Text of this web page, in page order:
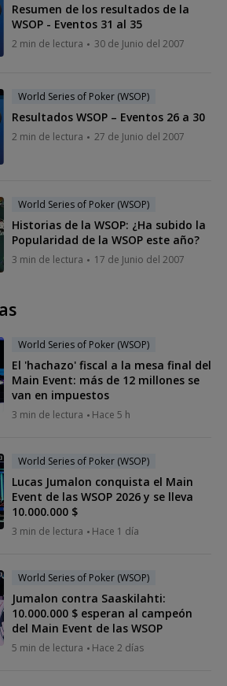
Resumen de los resultados de la
WSOP - Eventos 31 al 35
2 min de lectura 30 de Junio del 2007
World Series of Poker (WSOP)
Resultados WSOP – Eventos 26 a 30
2 min de lectura 27 de Junio del 2007
World Series of Poker (WSOP)
Historias de la WSOP: ¿Ha subido la
Popularidad de la WSOP este año?
3 min de lectura 17 de Junio del 2007
World Series of Poker (WSOP)
El 'hachazo' fiscal a la mesa final del
Main Event: más de 12 millones se
van en impuestos
3 min de lectura Hace 5 h
World Series of Poker (WSOP)
Lucas Jumalon conquista el Main
Event de las WSOP 2026 y se lleva
10.000.000 $
3 min de lectura Hace 1 día
World Series of Poker (WSOP)
Jumalon contra Saaskilahti:
10.000.000 $ esperan al campeón
del Main Event de las WSOP
5 min de lectura Hace 2 días